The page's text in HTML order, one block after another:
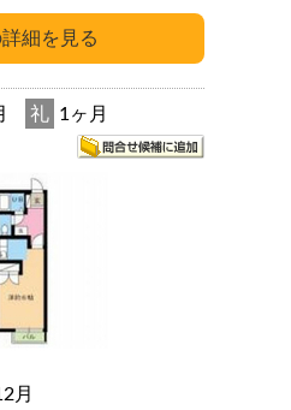
礼 1ヶ月
月